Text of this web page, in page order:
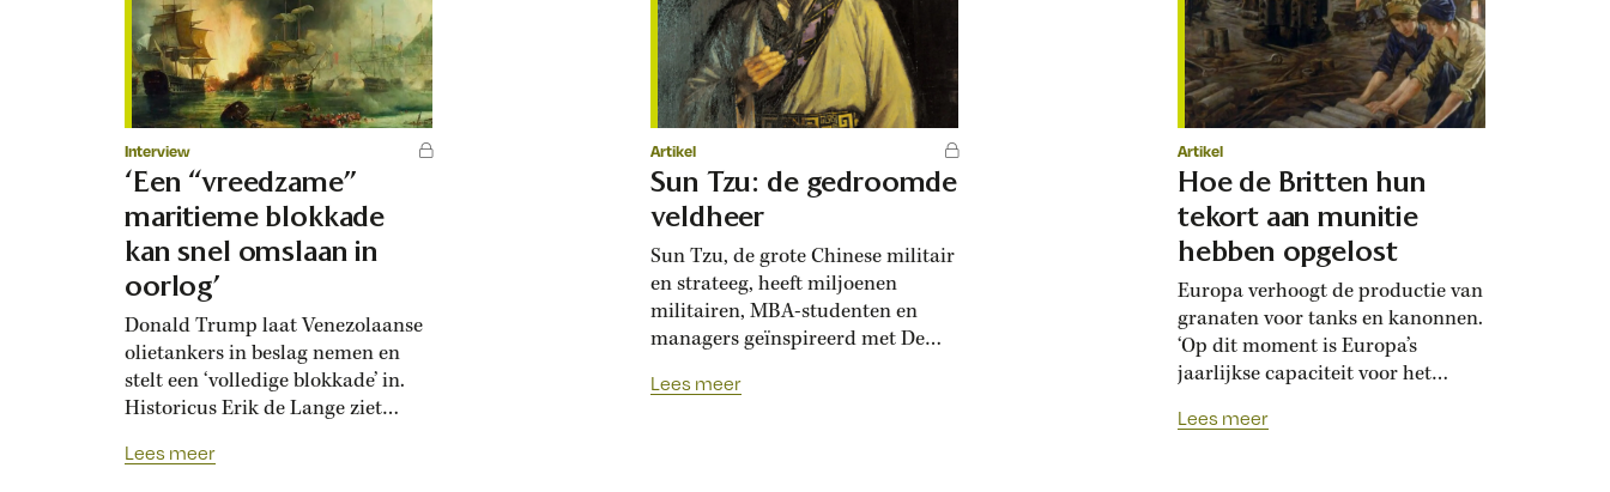
Interview
‘Een “vreedzame”
maritieme blokkade
kan snel omslaan in
oorlog’
Donald Trump laat Venezolaanse
olietankers in beslag nemen en
stelt een ‘volledige blokkade’ in.
Historicus Erik de Lange ziet
twijfelachtige maritieme acties uit
Lees meer
Artikel
Sun Tzu: de gedroomde
veldheer
Sun Tzu, de grote Chinese militair
en strateeg, heeft miljoenen
militairen, MBA-studenten en
managers geïnspireerd met De
achter wie lopen ze eigenlijk aan?
Lees meer
Artikel
Hoe de Britten hun
tekort aan munitie
hebben opgelost
Europa verhoogt de productie van
granaten voor tanks en kanonnen.
‘Op dit moment is Europa’s
jaarlijkse capaciteit voor het
zes keer groter dan twee jaar
Lees meer